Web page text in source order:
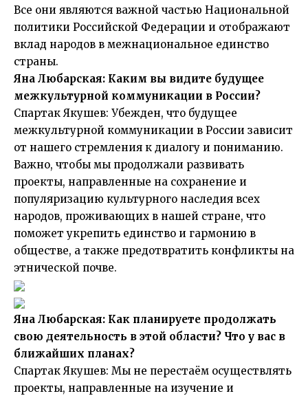
Все они являются важной частью Национальной
политики Российской Федерации и отображают
вклад народов в межнациональное единство
страны.
Яна Любарская: Каким вы видите будущее
межкультурной коммуникации в России?
Спартак Якушев: Убежден, что будущее
межкультурной коммуникации в России зависит
от нашего стремления к диалогу и пониманию.
Важно, чтобы мы продолжали развивать
проекты, направленные на сохранение и
популяризацию культурного наследия всех
народов, проживающих в нашей стране, что
поможет укрепить единство и гармонию в
обществе, а также предотвратить конфликты на
этнической почве.
Яна Любарская: Как планируете продолжать
свою деятельность в этой области? Что у вас в
ближайших планах?
Спартак Якушев: Мы не перестaём осуществлять
проекты, направленные на изучение и